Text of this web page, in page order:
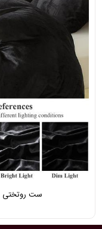
ست روتختی